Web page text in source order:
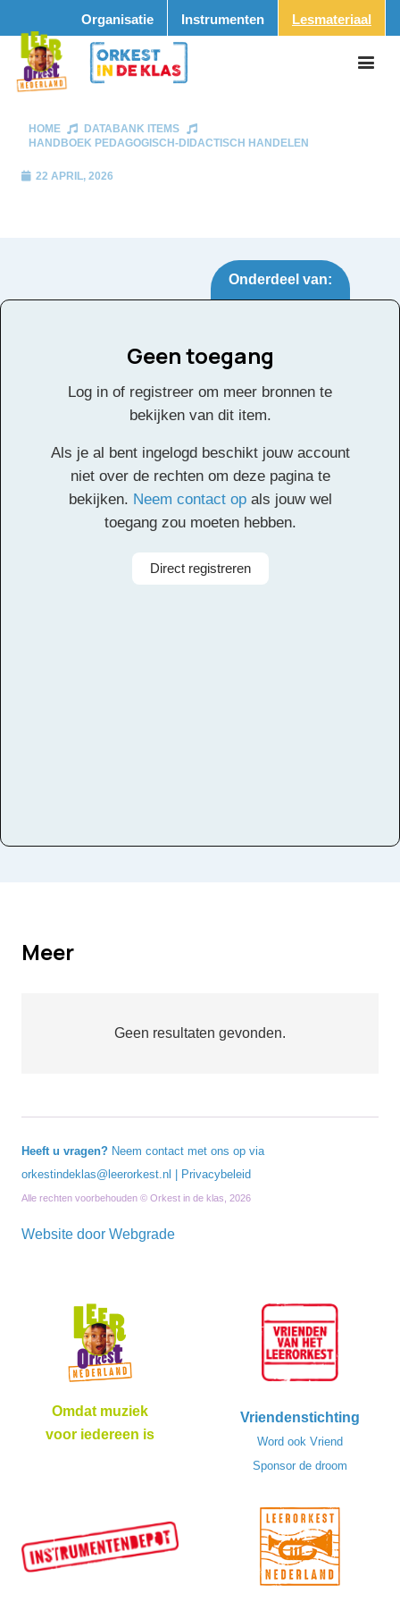
Organisatie Instrumenten Lesmateriaal
HOME
DATABANK ITEMS
HANDBOEK PEDAGOGISCH-DIDACTISCH HANDELEN
22 APRIL, 2026
Onderdeel van:
Handboek
Pedagogisch-
Didactisch Handelen
Facebook
TwitterEmail Delen
Geen toegang
Log in of registreer om meer bronnen te
bekijken van dit item.
Als je al bent ingelogd beschikt jouw account
niet over de rechten om deze pagina te
bekijken. Neem contact opals jouw wel
toegang zou moeten hebben.
Direct registrerenAlle rechten voorbehouden
Meer
Geen resultaten gevonden.
Omdat muziek
voor iedereen is
Vriendenstichting
Word ook Vriend
Sponsor de droom
Heeft u vragen? Neem contact met ons op via
orkestindeklas@leerorkest.nl
Privacybeleid
Alle rechten voorbehouden © Orkest in de klas, 2026
Website door Webgrade